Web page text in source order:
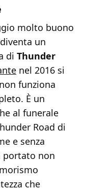
molto buono
un
di Thunder
nel 2016 si
funziona
È un
al funerale
Road di
e senza
portato non
che